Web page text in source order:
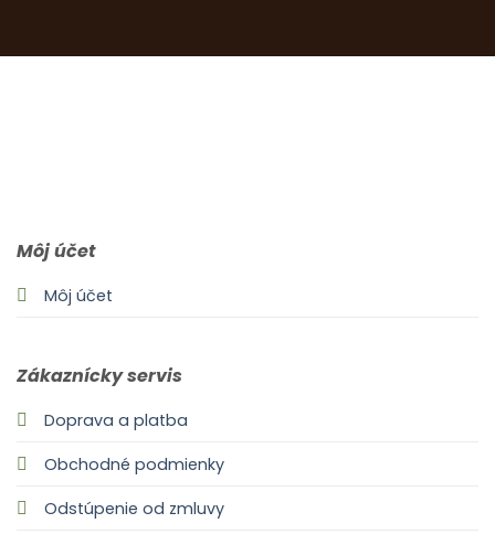
Môj účet
Môj účet
Zákaznícky servis
Doprava a platba
Obchodné podmienky
Odstúpenie od zmluvy